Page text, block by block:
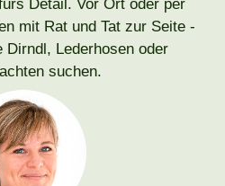
Detail. Vor Ort oder per
mit Rat und Tat zur Seite -
Dirndl, Lederhosen oder
suchen.